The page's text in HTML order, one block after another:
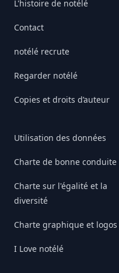
L'histoire de notélé
Contact
notélé recrute
Regarder notélé
Copies et droits d’auteur
Utilisation des données
Charte de bonne conduite
Charte sur l'égalité et la
diversité
Charte graphique et logos
I Love notélé